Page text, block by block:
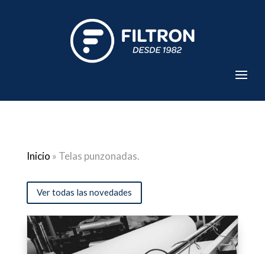
Inicio » Telas punzonadas.
Ver todas las novedades